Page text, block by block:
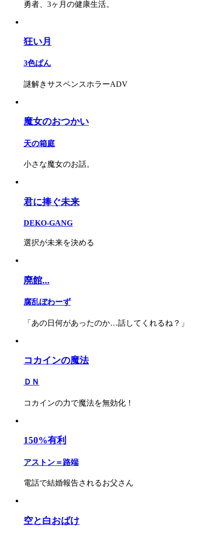
勇者、3ヶ月の健康生活。
狂い月
3色ぱん
謎解きサスペンスホラーADV
魔女のおつかい
天の箱庭
小さな魔女のお話。
君に捧ぐ未来
DEKO-GANG
選択が未来を決める
廃館...
腐乱ぼわーず
「あの日何があったのか…話してくれるね？」
コカインの魔法
ＤＮ
コカインの力で魔法を無効化！
150%有利
アストン＝路端
電話で結婚報告されるお父さん
空と白おばけ